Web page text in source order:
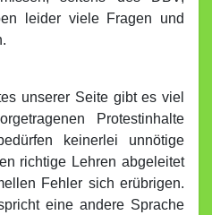
leider viele Fragen und
unserer Seite gibt es viel
Protestinhalte
keinerlei unnötige
richtige Lehren abgeleitet
Fehler sich erübrigen.
eine andere Sprache